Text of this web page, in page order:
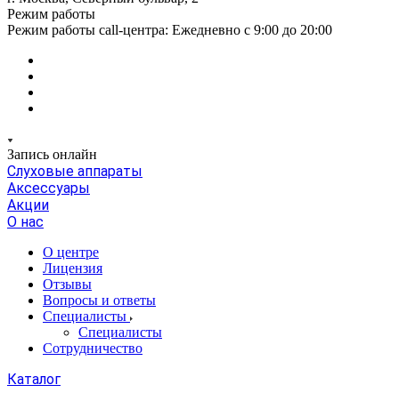
Режим работы
Режим работы call-центра: Ежедневно с 9:00 до 20:00
Запись онлайн
Слуховые аппараты
Аксессуары
Акции
О нас
О центре
Лицензия
Отзывы
Вопросы и ответы
Специалисты
Специалисты
Сотрудничество
Каталог